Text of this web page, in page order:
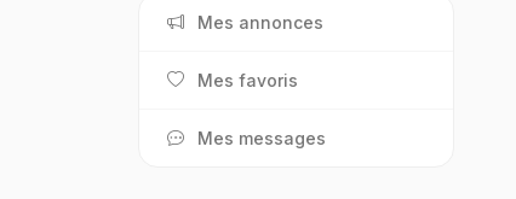
Mes annonces
Mes favoris
Mes messages